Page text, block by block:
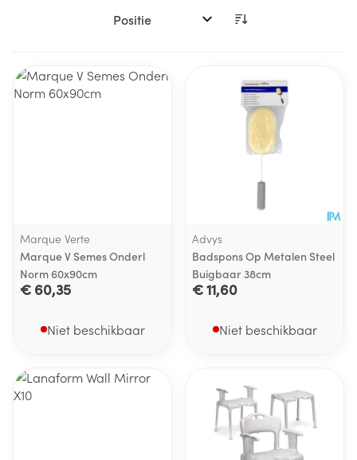
Sorteer op:
Marque Verte
Marque V Semes Onderl
Norm 60x90cm
€ 60,35
Niet beschikbaar
Advys
Badspons Op Metalen Steel
Buigbaar 38cm
€ 11,60
Niet beschikbaar